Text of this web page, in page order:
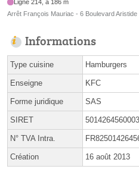
Ligne 214, à 186 m
Arrêt François Mauriac - 6 Boulevard Aristide
Informations
Type cuisine Hamburgers
Enseigne KFC
Forme juridique SAS
SIRET
N° TVA Intra.
Création 16 août 2013